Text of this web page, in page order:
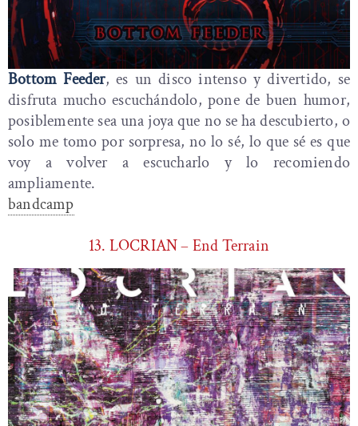
Bottom Feeder, es un disco intenso y divertido, se
disfruta mucho escuchándolo, pone de buen humor,
posiblemente sea una joya que no se ha descubierto, o
solo me tomo por sorpresa, no lo sé, lo que sé es que
voy a volver a escucharlo y lo recomiendo
ampliamente.
bandcamp
13. LOCRIAN – End Terrain